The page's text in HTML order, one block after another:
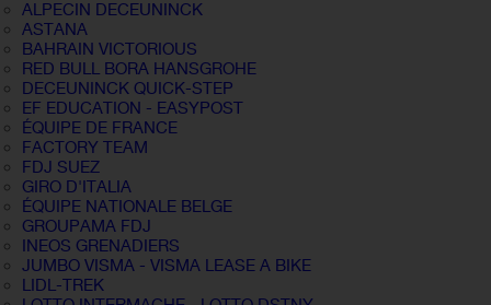
ALPECIN DECEUNINCK
ASTANA
BAHRAIN VICTORIOUS
RED BULL BORA HANSGROHE
DECEUNINCK QUICK-STEP
EF EDUCATION - EASYPOST
ÉQUIPE DE FRANCE
FACTORY TEAM
FDJ SUEZ
GIRO D'ITALIA
ÉQUIPE NATIONALE BELGE
GROUPAMA FDJ
INEOS GRENADIERS
JUMBO VISMA - VISMA LEASE A BIKE
LIDL-TREK